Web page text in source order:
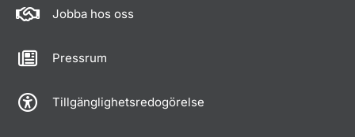
Jobba hos oss
Pressrum
Tillgänglighetsredogörelse